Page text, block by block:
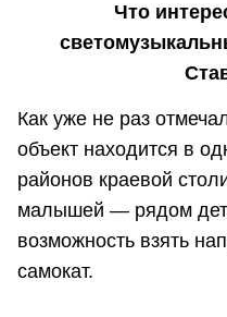
Что
Как уже не раз
объект находится в
районов краевой
малышей — рядом
возможность взять
самокат.